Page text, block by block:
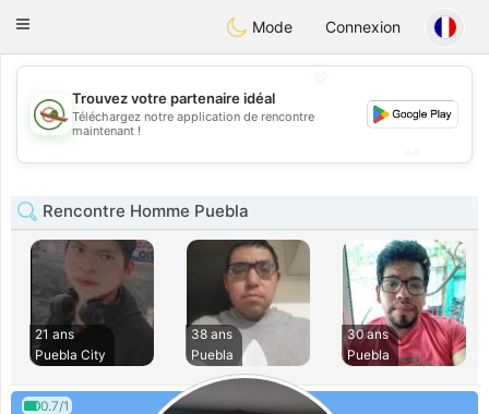
MexicoCitas
Toggle
Mode Connexion
💖
💕
Trouvez votre partenaire idéal
Téléchargez notre application de rencontre
maintenant !
Rencontre Homme Puebla
21 ans
Puebla City
38 ans
Puebla
30 ans
Puebla
0.7/1